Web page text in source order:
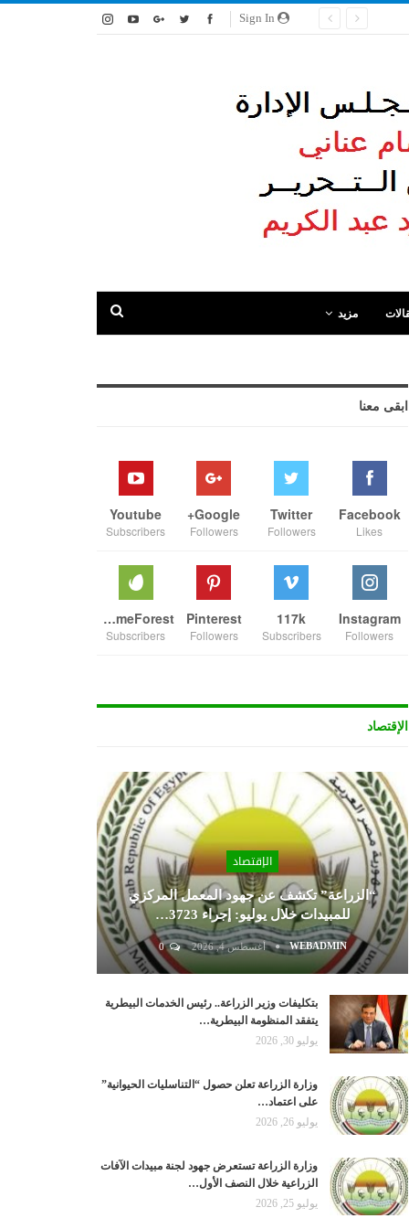
مزيد
ابقى معنا
Facebook
Likes
Twitter
Followers
Google+
Followers
Youtube
Subscribers
Instagram
Followers
117k
Subscribers
Pinterest
Followers
ThemeForest
Subscribers
الإقتصاد
الإقتصاد
“الزراعة” تكشف عن جهود المعمل المركزي
للمبيدات خلال يوليو: إجراء 3723…
WEBADMIN أغسطس 4, 2026 0
بتكليفات وزير الزراعة.. رئيس الخدمات البيطرية
يتفقد المنظومة البيطرية…
يوليو 30, 2026
وزارة الزراعة تعلن حصول “التناسليات الحيوانية”
على اعتماد…
يوليو 26, 2026
وزارة الزراعة تستعرض جهود لجنة مبيدات الآفات
الزراعية خلال النصف الأول…
يوليو 25, 2026